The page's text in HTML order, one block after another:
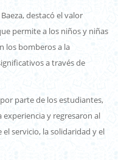
destacó el valor
permite a los niños y niñas
los bomberos a la
a través de
parte de los estudiantes,
y regresaron al
servicio, la solidaridad y el